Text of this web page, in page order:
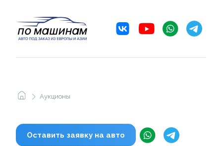
Аукционы
Оставить заявку на авто